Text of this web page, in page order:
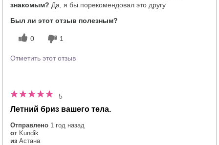
знакомым? Да, я бы порекомендовал это другу
Был ли этот отзыв полезным?
0 1
Отметить этот отзыв
5
Летний бриз вашего тела.
Отправлено 1 год назад
от Kundik
из Астана